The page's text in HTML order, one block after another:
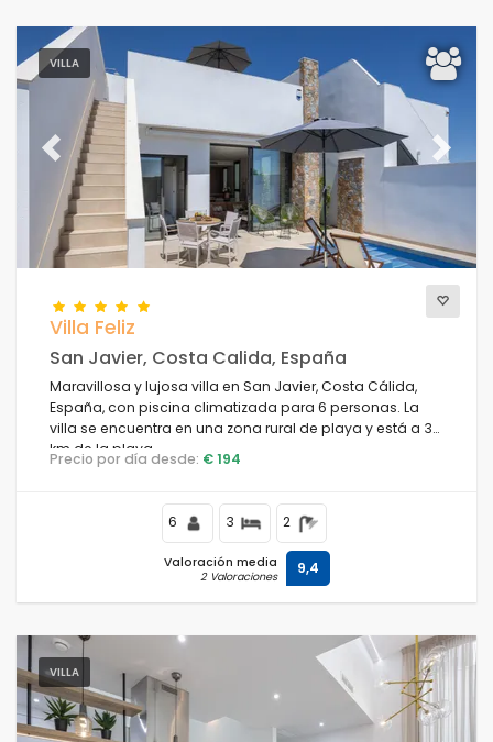
VILLA
Previous Next
Villa Feliz
San Javier, Costa Calida, España
Maravillosa y lujosa villa en San Javier, Costa Cálida,
España, con piscina climatizada para 6 personas. La
villa se encuentra en una zona rural de playa y está a 3
km de la playa.
Precio por día desde: € 194
6 3 2
Valoración media
2 Valoraciones 9,4
VILLA